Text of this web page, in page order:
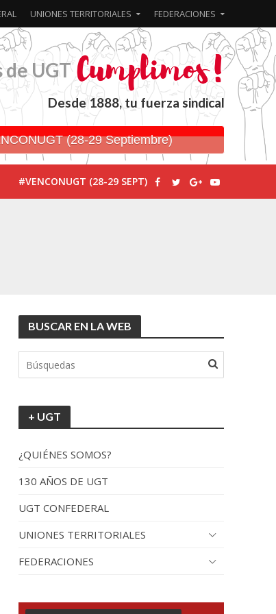
UNIONES TERRITORIALES FEDERACIONES
de UGT
Desde 1888, tu fuerza sindical
(28-29 Septiembre)
#VENCONUGT (28-29 SEPT)
por España
BUSCAR EN LA WEB
+ UGT
¿QUIÉNES SOMOS?
130 AÑOS DE UGT
UGT CONFEDERAL
UNIONES TERRITORIALES
FEDERACIONES